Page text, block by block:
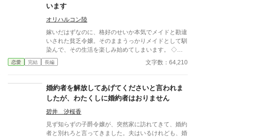
います
オリハルコン陸
嫁いだはずなのに、格好のせいか本気でメイドと勘違
いされた貧乏令嬢。そのままうっかりメイドとして馴
染んで、その生活を楽しみ始めてしまいます。 ◇◇
◇◇◇◇◇ 「オマケのようでオマケじゃない〜」で
は、本編の小話や後日談というかたちでまだ語られて
賞しました！ これも読んでくださったり投票してく
ださった皆様のおかげです。 ありがとうございまし
た！ ざっくりと見直し終わりました。完璧じゃない
けど、とりあえずこれで。 この後本格的に手直し予
定。（多分時間がかかります）
恋愛 完結 長編 文字数：64,210
婚約者を解放してあげてくださいと言われま
したが、わたくしに婚約者はおりません
碧井 汐桜香
見ず知らずの子爵令嬢が、突然家に訪れてきて、婚約
者と別れろと言ってきました。夫はいるけれども、婚